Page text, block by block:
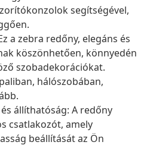
segítségével,
a zebra redőny, elegáns és
köszönhetően, könnyedén
szobadekorációkat.
hálószobában,
állíthatóság: A redőny
csatlakozót, amely
beállítását az Ön